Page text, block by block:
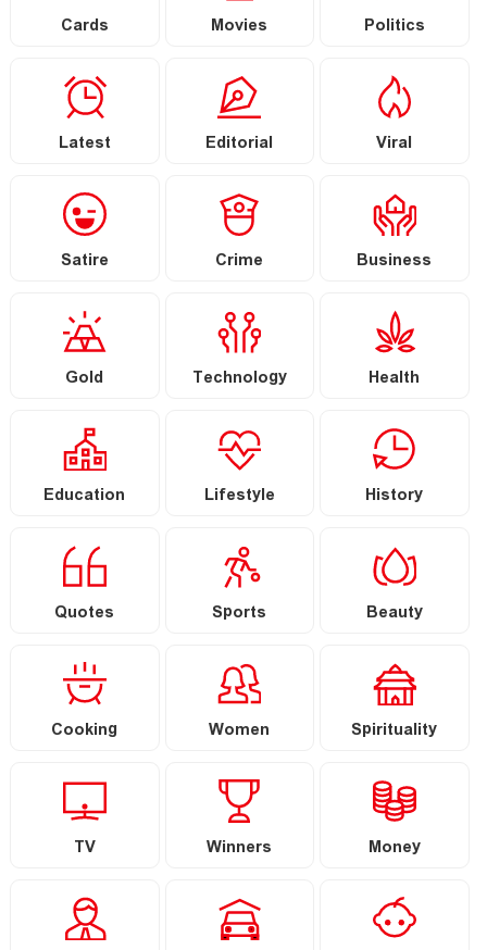
Cards Movies Politics
Latest Editorial Viral
Satire Crime Business
Gold Technology Health
Education Lifestyle History
Quotes Sports Beauty
Cooking Women Spirituality
TV Winners Money